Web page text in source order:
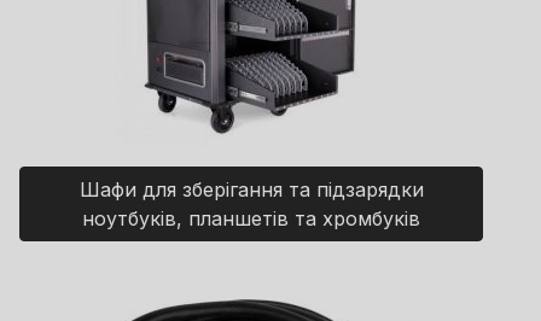
Шафи для зберігання та підзарядки
ноутбуків, планшетів та хромбуків